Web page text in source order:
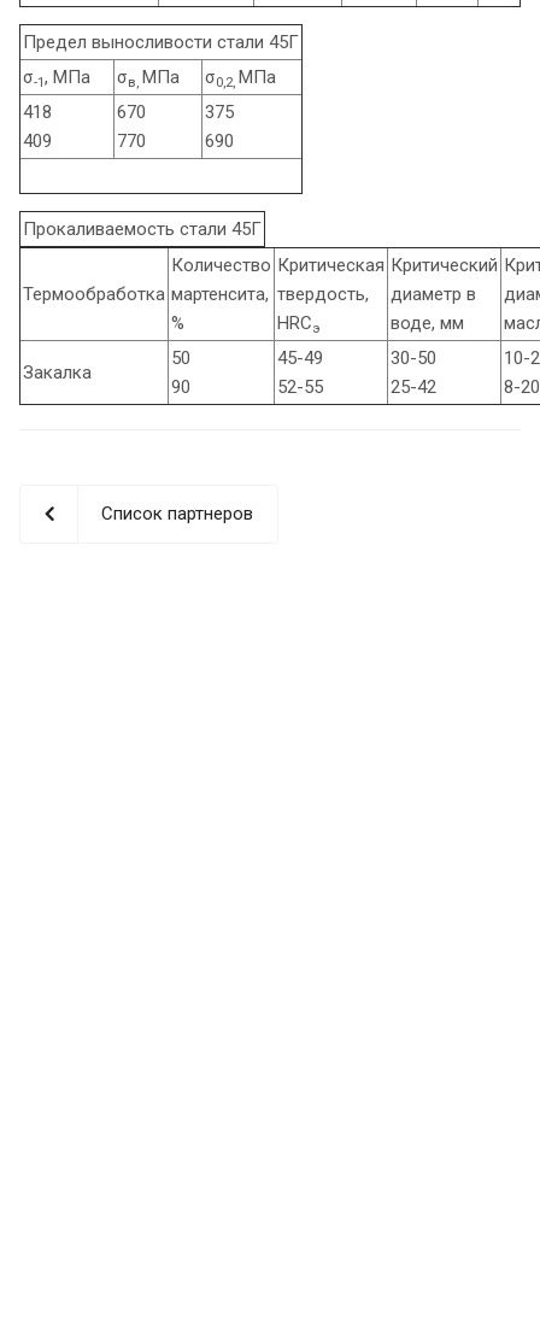
Предел выносливости стали 45Г
σ-1, МПа σв, МПа σ0,2, МПа
418
409
670
770
375
690
Прокаливаемость стали 45Г
Термообработка
Количество
мартенсита,
%
Критическая
твердость,
HRCэ
Критический
диаметр в
воде, мм
Закалка
50
90
45-49
52-55
30-50
25-42
10-
8-20
Список партнеров